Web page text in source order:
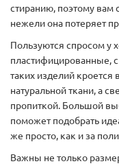
стиранию, поэтому вам
нежели она потеряет
Пользуются спросом у
пластифицированные,
таких изделий кроется
натуральной ткани, а
пропиткой. Большой
поможет подобрать
же просто, как и за
Важны не только